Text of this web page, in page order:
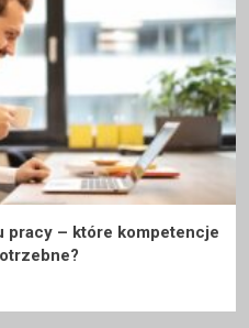
pracy – które kompetencje